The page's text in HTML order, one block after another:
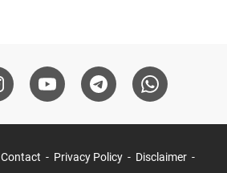
Contact Privacy Policy Disclaimer